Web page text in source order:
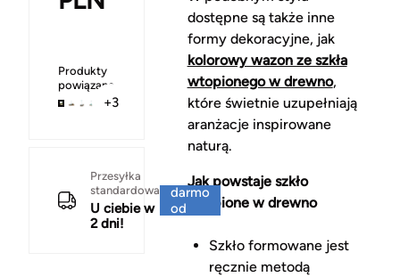
Produkty
powiązane
+3
Przesyłka
standardowa
U ciebie w
2 dni!
darmo
od
dostępne są także inne
formy dekoracyjne, jak
kolorowy wazon ze szkła
wtopionego w drewno,
które świetnie uzupełniają
aranżacje inspirowane
naturą.
Jak powstaje szkło
wtopione w drewno
Szkło formowane jest
ręcznie metodą